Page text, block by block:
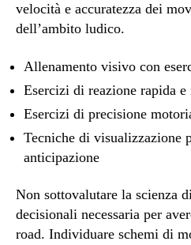
velocità e accuratezza dei
dell’ambito ludico.
Allenamento visivo con
Esercizi di reazione rapida
Esercizi di precisione
Tecniche di visualizzazione
anticipazione
Non sottovalutare la scienza
decisionali necessaria per
road. Individuare schemi di